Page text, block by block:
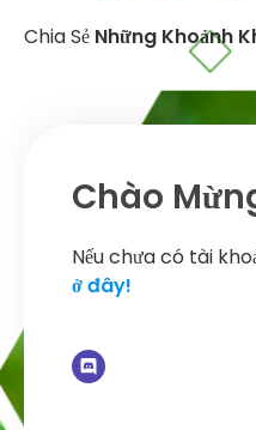
Chia Sẻ Những Khoảnh
Chào
Nếu chưa có tài
ở đây!